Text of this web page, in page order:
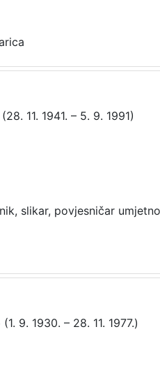
11. 1941. – 5. 9. 1991)
slikar, povjesničar
9. 1930. – 28. 11. 1977.)